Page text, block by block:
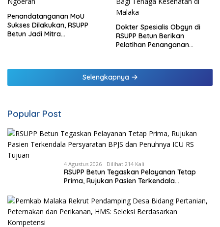
Penandatanganan MoU
Sukses Dilakukan, RSUPP
Betun Jadi Mitra
Dokter Spesialis Obgyn di
RSUPP Betun Berikan
Pelatihan Penanganan
Malaka
Selengkapnya
Popular Post
4 Agustus 2026 Dilihat 214 Kali
RSUPP Betun Tegaskan Pelayanan Tetap
Prima, Rujukan Pasien Terkendala
Tujuan